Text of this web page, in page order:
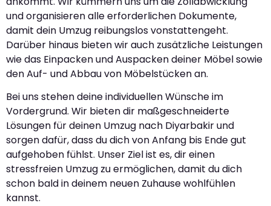
und organisieren alle erforderlichen Dokumente,
damit dein Umzug reibungslos vonstattengeht.
Darüber hinaus bieten wir auch zusätzliche Leistungen
wie das Einpacken und Auspacken deiner Möbel sowie
den Auf- und Abbau von Möbelstücken an.
Bei uns stehen deine individuellen Wünsche im
Vordergrund. Wir bieten dir maßgeschneiderte
Lösungen für deinen Umzug nach Diyarbakir und
sorgen dafür, dass du dich von Anfang bis Ende gut
aufgehoben fühlst. Unser Ziel ist es, dir einen
stressfreien Umzug zu ermöglichen, damit du dich
schon bald in deinem neuen Zuhause wohlfühlen
kannst.